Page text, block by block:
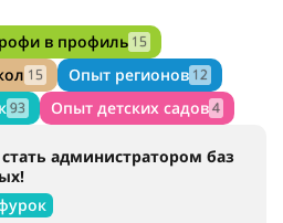
в профиль 15
15 Опыт регионов 12
93 Опыт детских садов4
администратором баз